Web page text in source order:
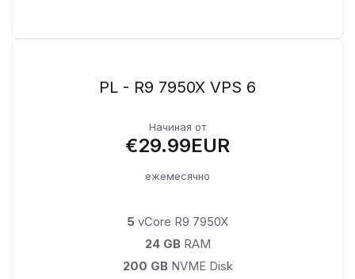
PL - R9 7950X VPS 6
Начиная от
€29.99EUR
ежемесячно
5 vCore R9 7950X
24 GB RAM
200 GBNVME Disk